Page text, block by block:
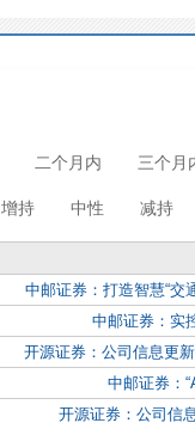
二个月内 三个月
增持 中性 减持
中邮证券：打造智慧“交
中邮证券：实
开源证券：公司信息更
中邮证券：
开源证券：公司信